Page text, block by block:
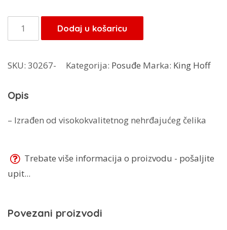
je:
9,00 KM.
7,65 KM.
King
Hoff
za
KH-
3391
Dodaj u košaricu
SKU: 30267- Kategorija: Posuđe Marka: King Hoff
Opis
– Izrađen od visokokvalitetnog nehrđajućeg čelika
Trebate više informacija o proizvodu - pošaljite
upit...
Povezani proizvodi